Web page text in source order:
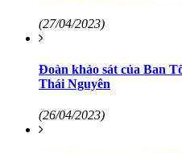
(27/04/2023)
Đoàn khảo sát của Ban
Thái Nguyên
(26/04/2023)